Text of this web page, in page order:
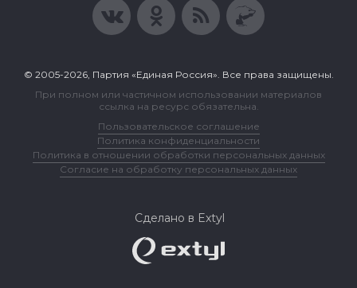
© 2005-2026, Партия «Единая Россия». Все права защищены.
При полном или частичном использовании материалов
ссылка на ресурс обязательна.
Пользовательское соглашение
Политика конфиденциальности
Политика в отношении обработки персональных данных
Согласие на обработку персональных данных
Сделано в Extyl